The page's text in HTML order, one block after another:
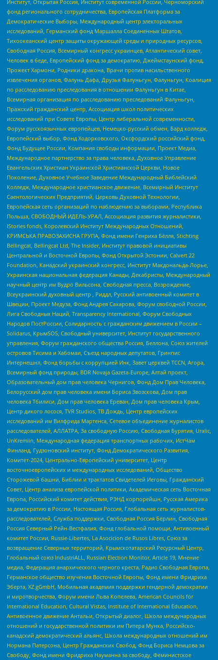
Институт, Открытая Россия, Институт современной России, Черноморский
фонд регионального сотрудничества, Европейская Платформа за
Демократические Выборы, Международный центр электоральных
исследований, Германский фонд Маршалла Соединенных Штатов,
Тихоокеанский центр защиты окружающей среды и природных ресурсов,
Свободная Россия, Всемирный конгресс украинцев, Атлантический совет,
Человек в беде, Европейский фонд за демократию, Джеймстаунский фонд,
Прожект Хармони, Родники дракона, Врачи против насильственного
извлечения органов, Фалунь Дафа, Друзья Фалуньгун, Фалуньгун, Коалиция
по расследованию преследования в отношении Фалуньгун в Китае,
Всемирная организация по расследованию преследований Фалуньгун,
Пражский гражданский центр, Ассоциация школ политических
исследований при Совете Европы, Центр либеральной современности,
Форум русскоязычных европейцев, Немецко-русский обмен, Бард колледж,
Европейский выбор, Фонд Ходорковского, Оксфордский российский фонд,
Фонд Будущее России, Компания свободы информации, Проект Медиа,
Международное партнерство за права человека, Духовное Управление
Евангельских Христиан Украинской Христианской Церкви, Новое
Поколение, Духовное Учебное Заведение Международный Библейский
Колледж, Международное христианское движение, Всемирный Институт
Саентологических Предприятий, Церковь Духовной Технологии,
Европейская сеть организаций по наблюдению за выборами, Республика
Польша, СВОБОДНЫЙ ИДЕЛЬ-УРАЛ, Ассоциация развития журналистики,
IStories fonds, Королевский Институт Международных Отношений,
КРИМСЬКА ПРАВОЗАХИСНА ГРУПА, Фонд имени Генриха Бёлля, Stichting
Bellingcat, Bellingcat Ltd, The Insider, Институт правовой инициативы
Центральной и Восточной Европы, Фонд Открытой Эстонии, Calvert 22
Foundation, Канадский украинский конгресс, Институт Макдональда-Лорье,
Украинская национальная федерация Канады, Декабристы, Международный
научный центр им Вудро Вильсона, Свободная пресса, Возрождение,
Всеукраинский духовный центр , Риддл, Русский антивоенный комитет в
Швеции, Проект Медуза, Фонд Андрея Сахарова, Форум свободной России,
Лига Свободных Наций, Transparеncy International, Форум Свободных
Народов ПостРоссии, Солидарность с гражданским движением в России –
Solidarus, КрымSOS, Свободный университет, Институт государственного
управления, Форум гражданского общества Россия, Беллона, Союз жителей
островов Тисима и Хабомаи, Съезд народных депутатов, Гринпис
Интернешнл, Фонд борьбы с коррупцией Инк, Завет церквей TCCN, Агора,
Всемирный фонд природы, BDR Novaja Gazeta-Europe, Алтай проект,
Образовательный дом прав человека Чернигов, Фонд Дом Прав Человека,
Белорусский дом прав человека имени Бориса Звозскова, Дом прав
человека Тбилиси, Дом прав человека Ереван, Дом прав человека Крым,
Центр дикого лосося, TVR Studios, ТВ Дождь, Центр европейских
исследований им Вилфрида Мартенса, Сетевое объединение журналистов
расследователей, АЛЛАТРА, За свободную Россию, Свободная Бурятия, Uralic,
UnKremlin, Международная федерация транспортных рабочих, ИстЧам
Финланд, Гудзоновский институт, Фонд Демократического Развития,
Комитет-2024, Центрально-Европейский университет, Центр
восточноевропейских и международных исследований, Общество
Сторожевой башни, Библии и трактатов Свидетелей Иеговы, Гражданский
Совет, Центр анализа европейской политики, Академическая сеть Восточная
Европа, Российский комитет действия, РЭНД корпорейшн, Русская Америка
за демократию в России, Настоящая Россия, Глобальная сеть журналистов-
расследователей, Служба поддержки, Свободная Россия Берлин, Свободная
Россия Северный Рейн-Вестфалия, Фонд глобальной помощи, Антивоенный
комитет России, Russie-Libertes, La Asocicion de Rusos Libres, Союз за
возвращение Северных территорий, Крымскотатарский Ресурсный Центр,
Глобальный союз IndustriALL, Russian Election Monitor, Article 19, Мнение
медиа, Федерация анархического черного креста, Радио Свободная Европа,
Германское общество изучения Восточной Европы, Фонд имени Фридриха
Эберта, XZ gGmbH, Мобильная академия поддержки гендерной демократии
и миротворчества, Форум имени Льва Копелева, American Councils for
International Education, Cultural Vistas, Institute of International Education,
Антивоенное движение Антальи, Открытый диалог, Школа международных
отношений и государственной политики им Питера Мунка, Российско-
канадский демократический альянс, Школа международных отношений им
Нормана Патерсона, Центр Гражданских Свобод, Фонд Бориса Немцова за
Свободу, Фонд имени Фридриха Науманна за свободу, Феминистское